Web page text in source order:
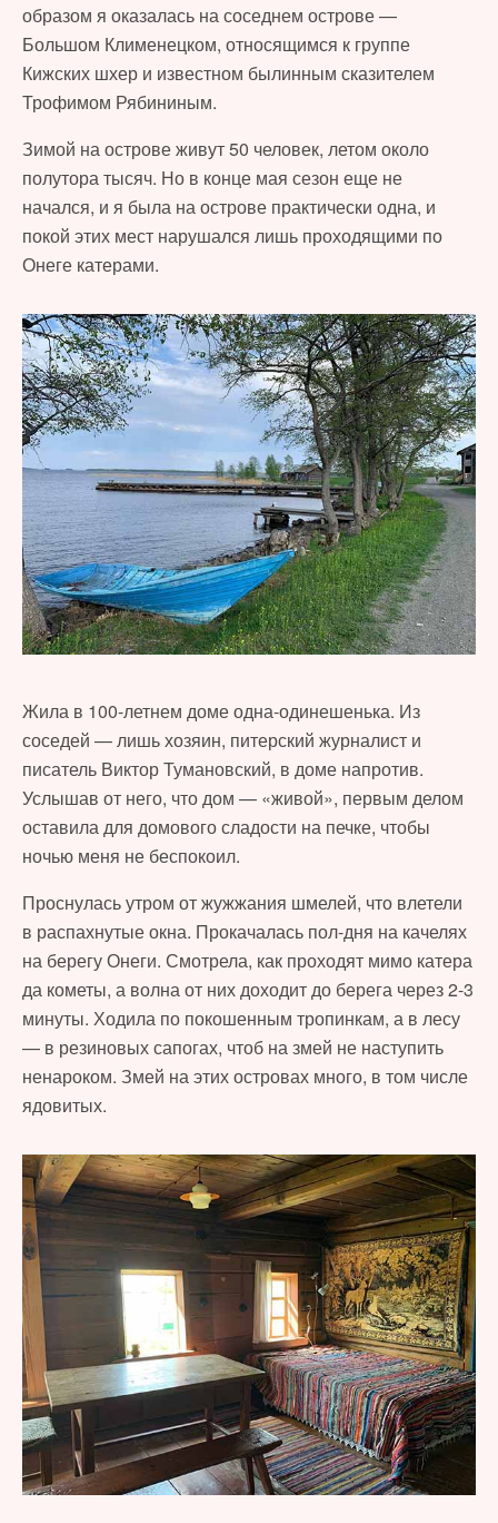
образом я оказалась на соседнем острове —
Большом Клименецком, относящимся к группе
Кижских шхер и известном былинным сказителем
Трофимом Рябининым.
Зимой на острове живут 50 человек, летом около
полутора тысяч. Но в конце мая сезон еще не
начался, и я была на острове практически одна, и
покой этих мест нарушался лишь проходящими по
Онеге катерами.
Жила в 100-летнем доме одна-одинешенька. Из
соседей — лишь хозяин, питерский журналист и
писатель Виктор Тумановский, в доме напротив.
Услышав от него, что дом — «живой», первым делом
оставила для домового сладости на печке, чтобы
ночью меня не беспокоил.
Проснулась утром от жужжания шмелей, что влетели
в распахнутые окна. Прокачалась пол-дня на качелях
на берегу Онеги. Смотрела, как проходят мимо катера
да кометы, а волна от них доходит до берега через 2-3
минуты. Ходила по покошенным тропинкам, а в лесу
— в резиновых сапогах, чтоб на змей не наступить
ненароком. Змей на этих островах много, в том числе
ядовитых.